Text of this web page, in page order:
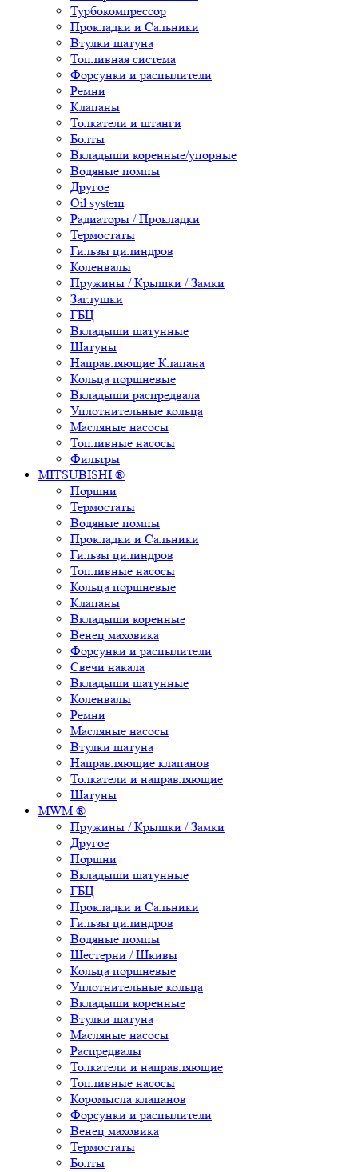
Турбокомпрессор
Прокладки и Сальники
Втулки шатуна
Топливная система
Форсунки и распылители
Ремни
Клапаны
Толкатели и штанги
Болты
Вкладыши коренные/упорные
Водяные помпы
Другое
Oil system
Радиаторы / Прокладки
Термостаты
Гильзы цилиндров
Коленвалы
Пружины / Крышки / Замки
Заглушки
ГБЦ
Вкладыши шатунные
Шатуны
Направляющие Клапана
Кольца поршневые
Вкладыши распредвала
Уплотнительные кольца
Масляные насосы
Топливные насосы
Фильтры
MITSUBISHI ®
Поршни
Термостаты
Водяные помпы
Прокладки и Сальники
Гильзы цилиндров
Топливные насосы
Кольца поршневые
Клапаны
Вкладыши коренные
Венец маховика
Форсунки и распылители
Свечи накала
Вкладыши шатунные
Коленвалы
Ремни
Масляные насосы
Втулки шатуна
Направляющие клапанов
Толкатели и направляющие
Шатуны
MWM ®
Пружины / Крышки / Замки
Другое
Поршни
Вкладыши шатунные
ГБЦ
Прокладки и Сальники
Гильзы цилиндров
Водяные помпы
Шестерни / Шкивы
Кольца поршневые
Уплотнительные кольца
Вкладыши коренные
Втулки шатуна
Масляные насосы
Распредвалы
Толкатели и направляющие
Топливные насосы
Коромысла клапанов
Форсунки и распылители
Венец маховика
Термостаты
Болты